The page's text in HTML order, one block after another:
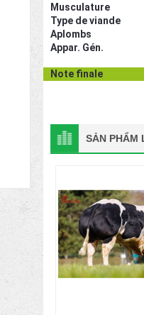
Musculature
Type de viande
Aplombs
Appar. Gén.
Note finale
SẢN PHẨM